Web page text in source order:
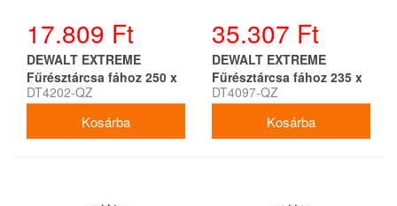
17.809 Ft
DEWALT EXTREME
Fűrésztárcsa fához 250 x
30 x 2,8 mm / 24T
DT4202-QZ
35.307 Ft
DEWALT EXTREME
Fűrésztárcsa fához 235 x
30/25/16 x 3,2 mm / 56T
DT4097-QZ